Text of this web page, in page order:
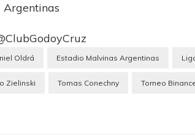
Argentinas
Oldrá Estadio Malvinas Argentinas
Zielinski Tomas Conechny Torneo
FÚTBOL FEMENINO
LIGA DE LA COSTA